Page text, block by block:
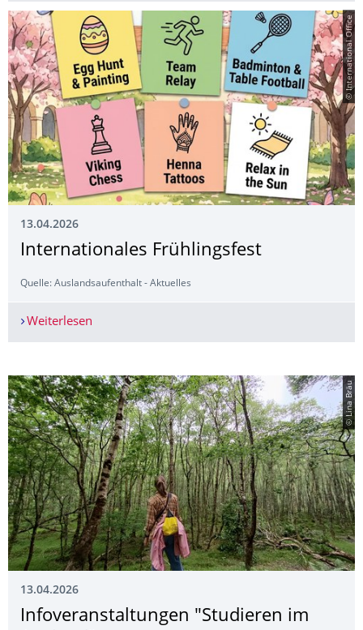
© International Office
13.04.2026
Internationales Frühlingsfest
Quelle: Auslandsaufenthalt - Aktuelles
Weiterlesen
© Lina Bräu
13.04.2026
Infoveranstal­tungen "Studieren im